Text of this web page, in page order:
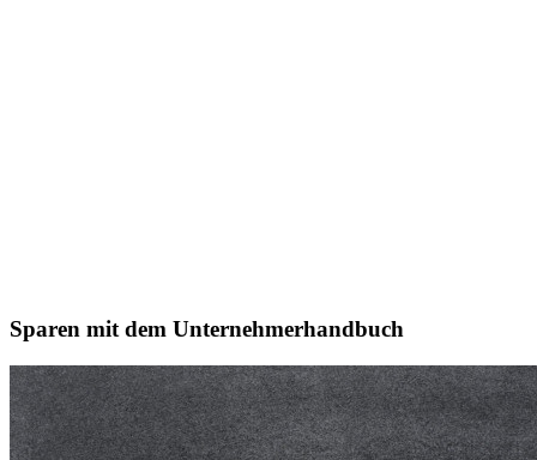
Sparen mit dem Unternehmerhandbuch